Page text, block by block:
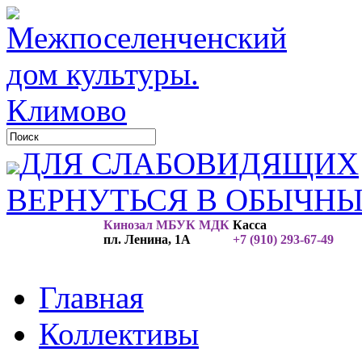
ДЛЯ СЛАБОВИДЯЩИХ
ВЕРНУТЬСЯ В
Кинозал МБУК МДК
пл. Ленина, 1А
Касса
+7 (910) 293-67-49
Главная
Коллективы